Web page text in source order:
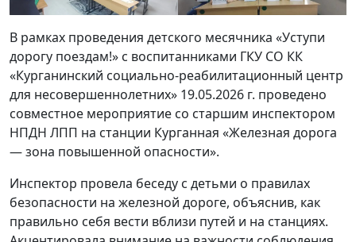
В рамках проведения детского месячника «Уступи
дорогу поездам!» с воспитанниками ГКУ СО КК
«Курганинский социально-реабилитационный центр
для несовершеннолетних» 19.05.2026 г. проведено
совместное мероприятие со старшим инспектором
НПДН ЛПП на станции Курганная «Железная дорога
— зона повышенной опасности».
Инспектор провела беседу с детьми о правилах
безопасности на железной дороге, объяснив, как
правильно себя вести вблизи путей и на станциях.